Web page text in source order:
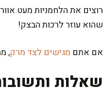
רוצים את הלחמניות מעט
שהוא עוזר לרכות הבצק!
אם אתם מגישים לצד מרק,
שאלות